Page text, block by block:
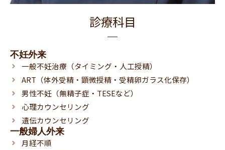
診療科目
不妊外来
一般不妊治療（タイミング・人工授精）
ART（体外受精・顕微授精・受精卵ガラス化保存）
男性不妊（無精子症・TESEなど）
心理カウンセリング
遺伝カウンセリング
一般婦人外来
月経不順